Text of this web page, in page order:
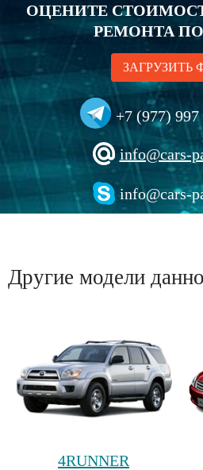
ОЦЕНИТЕ
РЕМОНТА
ЗАГРУЗИТЬ
+7 (977) 997
info@cars-
info@cars-
Другие модели
4RUNNER